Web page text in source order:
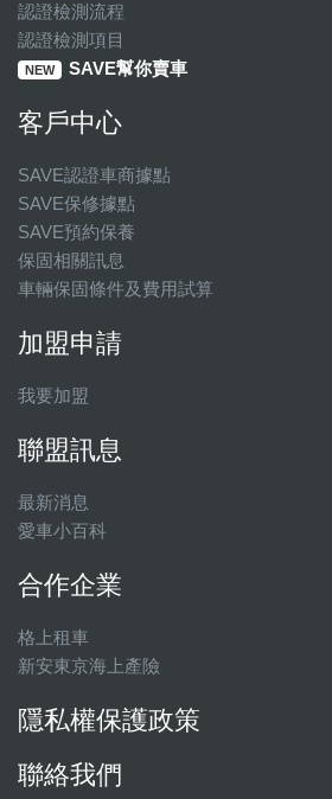
認證檢測流程
認證檢測項目
NEW SAVE幫你賣車
客戶中心
SAVE認證車商據點
SAVE保修據點
SAVE預約保養
保固相關訊息
車輛保固條件及費用試算
加盟申請
我要加盟
聯盟訊息
最新消息
愛車小百科
合作企業
格上租車
新安東京海上產險
隱私權保護政策
聯絡我們